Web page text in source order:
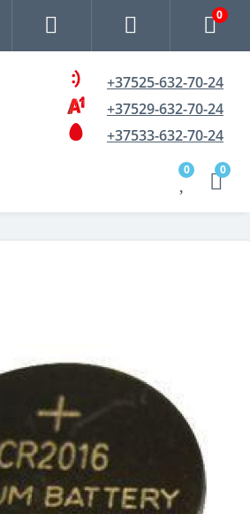
0
+37525-632-70-24
+37529-632-70-24
+37533-632-70-24
0 0